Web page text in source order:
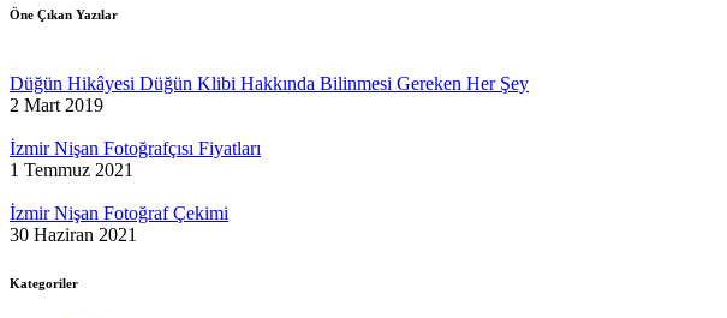
Öne Çıkan Yazılar
Düğün Hikâyesi Düğün Klibi Hakkında Bilinmesi Gereken Her Şey
2 Mart 2019
İzmir Nişan Fotoğrafçısı Fiyatları
1 Temmuz 2021
İzmir Nişan Fotoğraf Çekimi
30 Haziran 2021
Kategoriler